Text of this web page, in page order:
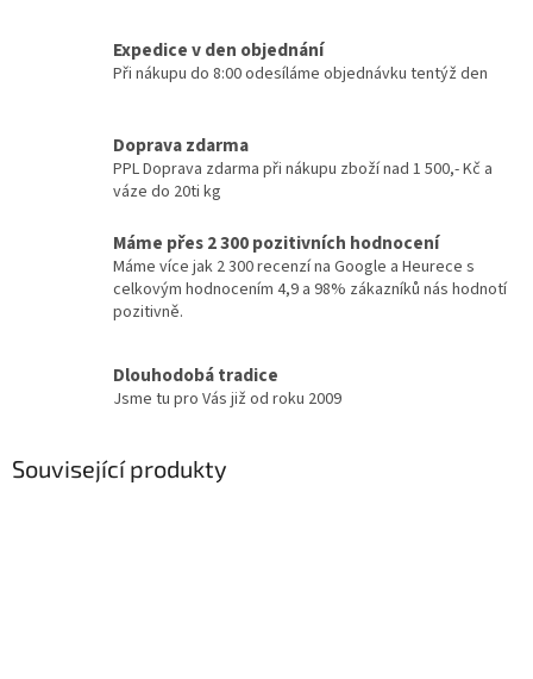
Expedice v den objednání
Při nákupu do 8:00 odesíláme objednávku tentýž den
Doprava zdarma
PPL Doprava zdarma při nákupu zboží nad 1 500,- Kč a
váze do 20ti kg
Máme přes 2 300 pozitivních hodnocení
Máme více jak 2 300 recenzí na Google a Heurece s
celkovým hodnocením 4,9 a 98% zákazníků nás hodnotí
pozitivně.
Dlouhodobá tradice
Jsme tu pro Vás již od roku 2009
Související produkty